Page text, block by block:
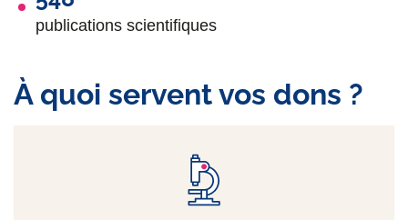
publications scientifiques
À quoi servent vos dons ?